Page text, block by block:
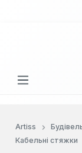
Перейти до
Artiss
Кабельні стяжки